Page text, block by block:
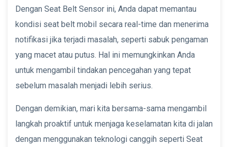
Dengan Seat Belt Sensor ini, Anda dapat memantau
kondisi seat belt mobil secara real-time dan menerima
notifikasi jika terjadi masalah, seperti sabuk pengaman
yang macet atau putus. Hal ini memungkinkan Anda
untuk mengambil tindakan pencegahan yang tepat
sebelum masalah menjadi lebih serius.
Dengan demikian, mari kita bersama-sama mengambil
langkah proaktif untuk menjaga keselamatan kita di jalan
dengan menggunakan teknologi canggih seperti Seat